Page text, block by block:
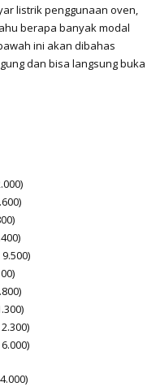
listrik penggunaan oven,
berapa banyak modal
ini akan dibahas
dan bisa langsung buka